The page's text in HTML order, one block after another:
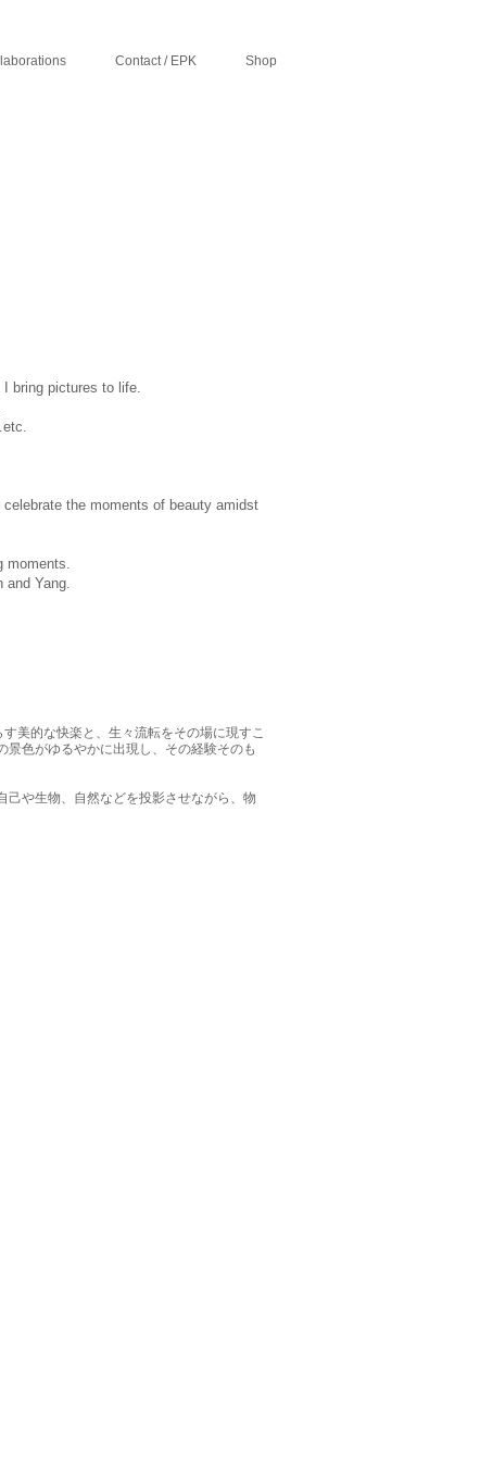
Contact / EPK Shop
bring pictures to life.
the moments of beauty amidst
moments.
and Yang.
美的な快楽と、生々流転をその場に現すこ
色がゆるやかに出現し、その経験そのも
己や生物、自然などを投影させながら、物